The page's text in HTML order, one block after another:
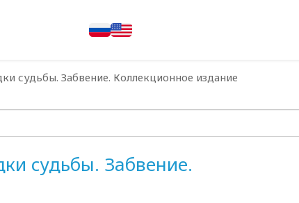
судьбы. Забвение. Коллекционное издание
судьбы. Забвение.